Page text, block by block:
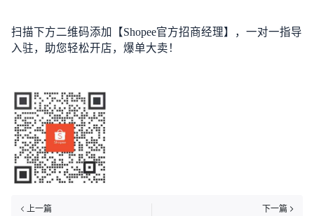
扫描下方二维码添加【Shopee官方招商经理】，一对一指导
入驻，助您轻松开店，爆单大卖！
上一篇
下一篇